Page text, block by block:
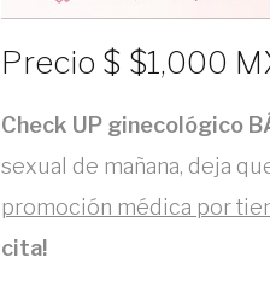
Precio $ $1,000
Check UP ginecológico
sexual de mañana, deja
promoción médica por
cita!